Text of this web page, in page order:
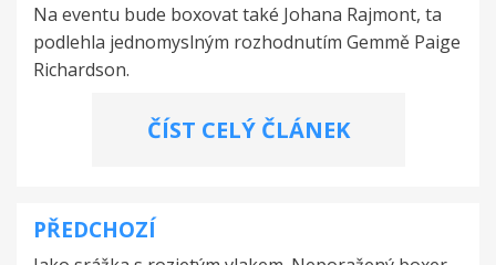
Na eventu bude boxovat také Johana Rajmont, ta
podlehla jednomyslným rozhodnutím Gemmě Paige
Richardson.
ČÍST CELÝ ČLÁNEK
Navigace
PŘEDCHOZÍ